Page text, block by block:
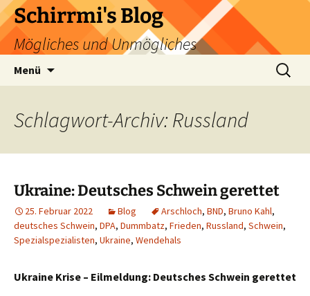
Zum
Inhalt
springen
Schirrmi's Blog
Mögliches und Unmögliches
Menü
Suchen
nach:
Schlagwort-Archiv: Russland
Ukraine: Deutsches Schwein gerettet
25. Februar 2022 Blog Arschloch, BND, Bruno Kahl,
deutsches Schwein, DPA, Dummbatz, Frieden, Russland, Schwein,
Spezialspezialisten, Ukraine, Wendehals
Ukraine Krise – Eilmeldung: Deutsches Schwein gerettet